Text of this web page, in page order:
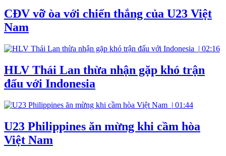
CĐV vỡ òa với chiến thắng của U23 Việt
Nam
| 02:16
HLV Thái Lan thừa nhận gặp khó trận
đấu với Indonesia
| 01:44
U23 Philippines ăn mừng khi cầm hòa
Việt Nam